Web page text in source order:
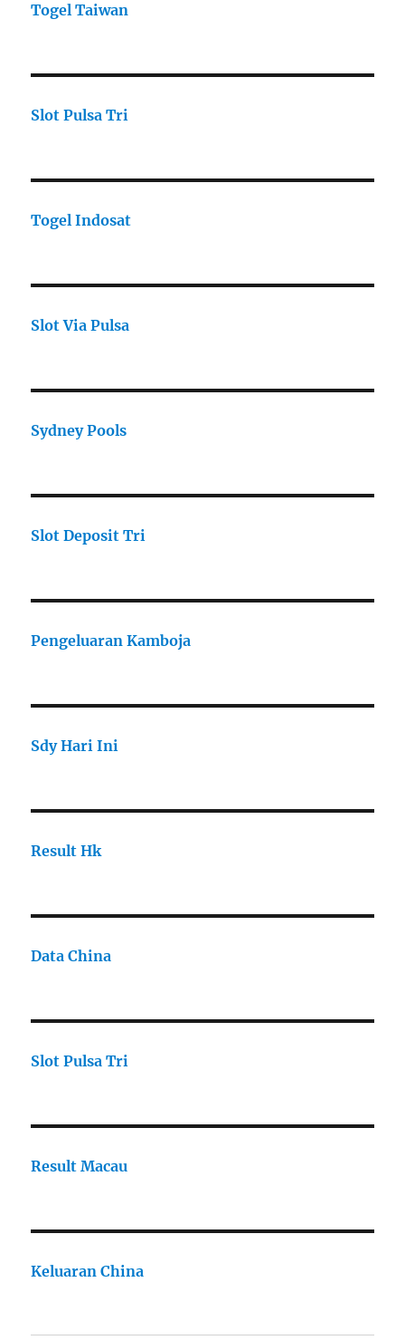
Togel Taiwan
Slot Pulsa Tri
Togel Indosat
Slot Via Pulsa
Sydney Pools
Slot Deposit Tri
Pengeluaran Kamboja
Sdy Hari Ini
Result Hk
Data China
Slot Pulsa Tri
Result Macau
Keluaran China